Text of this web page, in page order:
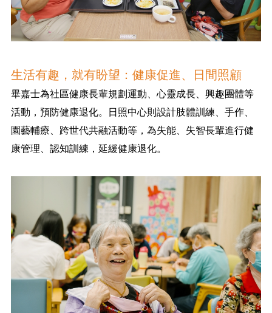
生活有趣，就有盼望：健康促進、日間照顧
畢嘉士為社區健康長輩規劃運動、心靈成長、興趣團體等
活動，預防健康退化。日照中心則設計肢體訓練、手作、
園藝輔療、跨世代共融活動等，為失能、失智長輩進行健
康管理、認知訓練，延緩健康退化。